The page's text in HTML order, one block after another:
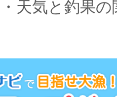
天気と釣果